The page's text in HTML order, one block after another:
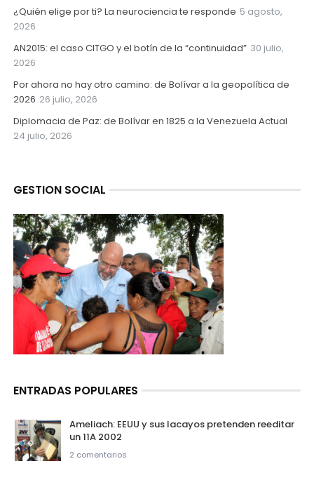
¿Quién elige por ti? La neurociencia te responde 5 agosto,
2026
AN2015: el caso CITGO y el botín de la “continuidad” 30 julio,
2026
Por ahora no hay otro camino: de Bolívar a la geopolítica de
2026 26 julio, 2026
Diplomacia de Paz: de Bolívar en 1825 a la Venezuela Actual
24 julio, 2026
GESTION SOCIAL
ENTRADAS POPULARES
Ameliach: EEUU y sus lacayos pretenden reeditar
un 11A 2002
2 comentarios